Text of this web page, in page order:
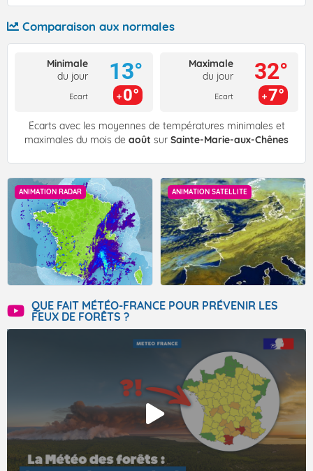
Comparaison aux normales
Minimale
du jour
Ecart
13°
0°
Maximale
du jour
Ecart
32°
7°
Écarts avec les moyennes de températures minimales et
maximales du mois de août sur Sainte-Marie-aux-Chênes
ANIMATION RADAR ANIMATION SATELLITE
QUE FAIT MÉTÉO-FRANCE POUR PRÉVENIR LES
FEUX DE FORÊTS ?